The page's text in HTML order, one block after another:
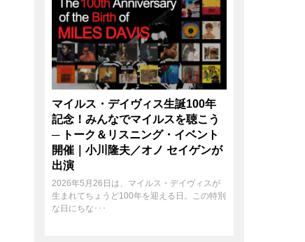
マイルス・デイヴィス生誕100年
記念！みんなでマイルスを聴こう
─ トーク＆リスニング・イベント
開催｜小川隆夫／オノ セイゲンが
出演
2026年5月26日は、マイルス・デイヴィスが
生まれてちょうど100年を迎える日。この特別
な日にちな･･･